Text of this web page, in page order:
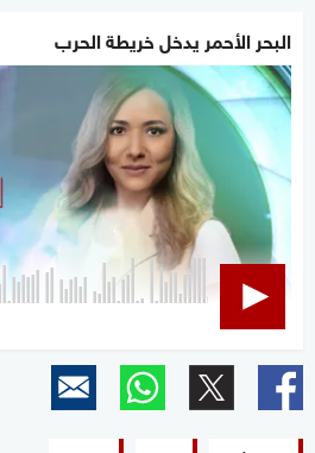
البحر الأحمر يدخل خريطة الحرب